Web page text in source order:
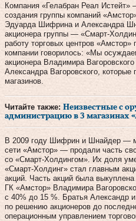
Компания «Гелабран Реал Истейт»
создания группы компаний
Эдуарда Шифрина и Александра
акционера группы — «Смарт-
работу торговых центров
компании говорилось: «Мы
акционера Владимира
Александра Вагоровского, которые
магазинов.
Читайте также: Неизвестные с
администрацию в 3 магазинах
В 2009 году Шифрин и Шнайдер —
сети «Амстор» — продали часть
со «Смарт-Холдингом». Их доля
«Смарт-Холдинг» стал главным
акций. Часть акций была
ГК «Амстор» Владимира
с 40% до 15 %. Братья Александр
по решению акционеров до
операционным управлением